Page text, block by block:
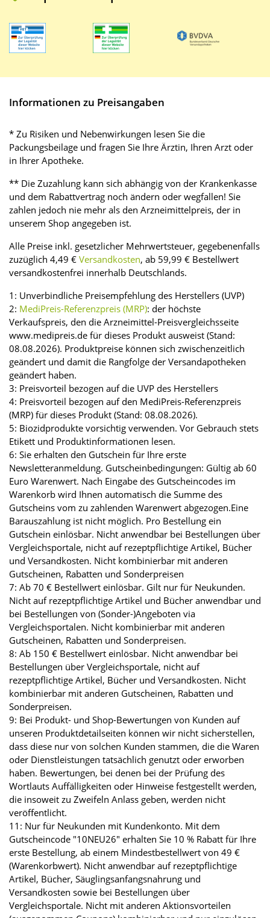
Informationen zu Preisangaben
* Zu Risiken und Nebenwirkungen lesen Sie die
Packungsbeilage und fragen Sie Ihre Ärztin, Ihren Arzt oder
in Ihrer Apotheke.
** Die Zuzahlung kann sich abhängig von der Krankenkasse
und dem Rabattvertrag noch ändern oder wegfallen! Sie
zahlen jedoch nie mehr als den Arzneimittelpreis, der in
unserem Shop angegeben ist.
Alle Preise inkl. gesetzlicher Mehrwertsteuer, gegebenenfalls
zuzüglich 4,49 € Versandkosten, ab 59,99 € Bestellwert
versandkostenfrei innerhalb Deutschlands.
1: Unverbindliche Preisempfehlung des Herstellers (UVP)
2: MediPreis-Referenzpreis (MRP): der höchste
Verkaufspreis, den die Arzneimittel-Preisvergleichsseite
www.medipreis.de für dieses Produkt ausweist (Stand:
08.08.2026). Produktpreise können sich zwischenzeitlich
geändert und damit die Rangfolge der Versandapotheken
geändert haben.
3: Preisvorteil bezogen auf die UVP des Herstellers
4: Preisvorteil bezogen auf den MediPreis-Referenzpreis
(MRP) für dieses Produkt (Stand: 08.08.2026).
5: Biozidprodukte vorsichtig verwenden. Vor Gebrauch stets
Etikett und Produktinformationen lesen.
6: Sie erhalten den Gutschein für Ihre erste
Newsletteranmeldung. Gutscheinbedingungen: Gültig ab 60
Euro Warenwert. Nach Eingabe des Gutscheincodes im
Warenkorb wird Ihnen automatisch die Summe des
Gutscheins vom zu zahlenden Warenwert abgezogen.Eine
Barauszahlung ist nicht möglich. Pro Bestellung ein
Gutschein einlösbar. Nicht anwendbar bei Bestellungen über
Vergleichsportale, nicht auf rezeptpflichtige Artikel, Bücher
und Versandkosten. Nicht kombinierbar mit anderen
Gutscheinen, Rabatten und Sonderpreisen
7: Ab 70 € Bestellwert einlösbar. Gilt nur für Neukunden.
Nicht auf rezeptpflichtige Artikel und Bücher anwendbar und
bei Bestellungen von (Sonder-)Angeboten via
Vergleichsportalen. Nicht kombinierbar mit anderen
Gutscheinen, Rabatten und Sonderpreisen.
8: Ab 150 € Bestellwert einlösbar. Nicht anwendbar bei
Bestellungen über Vergleichsportale, nicht auf
rezeptpflichtige Artikel, Bücher und Versandkosten. Nicht
kombinierbar mit anderen Gutscheinen, Rabatten und
Sonderpreisen.
9: Bei Produkt- und Shop-Bewertungen von Kunden auf
unseren Produktdetailseiten können wir nicht sicherstellen,
dass diese nur von solchen Kunden stammen, die die Waren
oder Dienstleistungen tatsächlich genutzt oder erworben
haben. Bewertungen, bei denen bei der Prüfung des
Wortlauts Auffälligkeiten oder Hinweise festgestellt werden,
die insoweit zu Zweifeln Anlass geben, werden nicht
veröffentlicht.
11: Nur für Neukunden mit Kundenkonto. Mit dem
Gutscheincode "10NEU26" erhalten Sie 10 % Rabatt für Ihre
erste Bestellung, ab einem Mindestbestellwert von 49 €
(Warenkorbwert). Nicht anwendbar auf rezeptpflichtige
Artikel, Bücher, Säuglingsanfangsnahrung und
Versandkosten sowie bei Bestellungen über
Vergleichsportale. Nicht mit anderen Aktionsvorteilen